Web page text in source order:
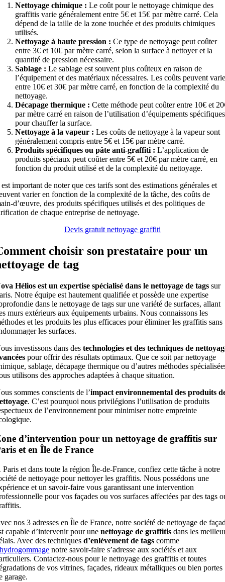
Nettoyage chimique : Le coût pour le nettoyage chimique des
graffitis varie généralement entre 5€ et 15€ par mètre carré. Cela
dépend de la taille de la zone touchée et des produits chimiques
utilisés.
Nettoyage à haute pression : Ce type de nettoyage peut coûter
entre 3€ et 10€ par mètre carré, selon la surface à nettoyer et la
quantité de pression nécessaire.
Sablage : Le sablage est souvent plus coûteux en raison de
l’équipement et des matériaux nécessaires. Les coûts peuvent
entre 10€ et 30€ par mètre carré, en fonction de la complexité du
nettoyage.
Décapage thermique : Cette méthode peut coûter entre 10€ et
par mètre carré en raison de l’utilisation d’équipements spécifiques
pour chauffer la surface.
Nettoyage à la vapeur : Les coûts de nettoyage à la vapeur sont
généralement compris entre 5€ et 15€ par mètre carré.
Produits spécifiques ou pâte anti-graffiti : L’application de
produits spéciaux peut coûter entre 5€ et 20€ par mètre carré, en
fonction du produit utilisé et de la complexité du nettoyage.
important de noter que ces tarifs sont des estimations générales et
varier en fonction de la complexité de la tâche, des coûts de
d’œuvre, des produits spécifiques utilisés et des politiques de
de chaque entreprise de nettoyage.
Devis gratuit nettoyage graffiti
choisir son prestataire pour un
de tag
Hélios est un expertise spécialisé dans le nettoyage de tags sur
Notre équipe est hautement qualifiée et possède une expertise
dans le nettoyage de tags sur une variété de surfaces, allant
murs extérieurs aux équipements urbains. Nous connaissons les
et les produits les plus efficaces pour éliminer les graffitis sans
les surfaces.
investissons dans destechnologies et des techniques de
pour offrir des résultats optimaux. Que ce soit par nettoyage
sablage, décapage thermique ou d’autres méthodes
utilisons des approches adaptées à chaque situation.
sommes conscients de l’impact environnemental des produits
. C’est pourquoi nous privilégions l’utilisation de produits
de l’environnement pour minimiser notre empreinte
d’intervention pour un nettoyage de graffitis sur
et en Île de France
Paris et dans toute la région Île-de-France, confiez cette tâche à notre
de nettoyage pour nettoyer les graffitis. Nous possédons une
et un savoir-faire vous garantissant une intervention
pour vos façades ou vos surfaces affectées par des tags
nos 3 adresses en Île de France, notre société de nettoyage de
capable d’intervenir pour unenettoyage de graffitis dans les
Avec des techniques d’enlèvement de tags comme
notre savoir-faire s’adresse aux sociétés et aux
Contactez-nous pour le nettoyage des graffitis et toutes
de vos vitrines, façades, rideaux métalliques ou bien portes
garage.